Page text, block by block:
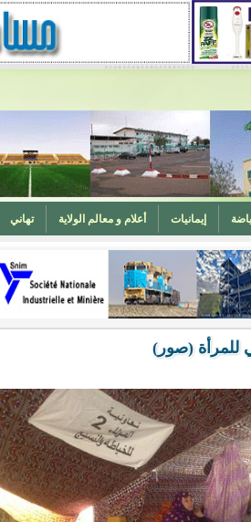
إيمانيات أعلام و معالم الولاية تهاني
الشؤون الإسلامية تدعو لتوحيد خطبة الجمعة حول الحرابة
للمرأة (صور)